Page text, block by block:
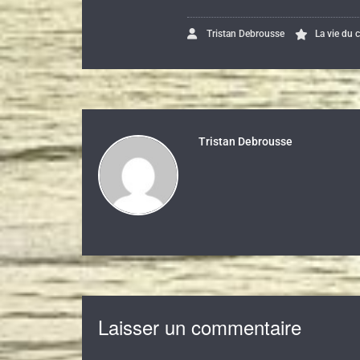
Tristan Debrousse La vie du
Tristan Debrousse
Laisser un commentaire